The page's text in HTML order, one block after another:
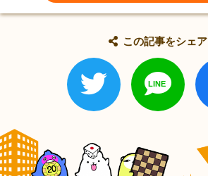
この記事をシェア